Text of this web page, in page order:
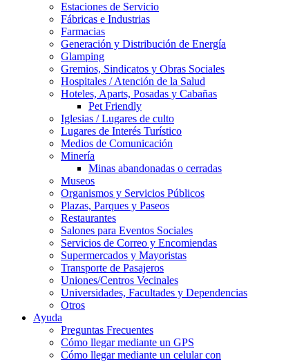
Estaciones de Servicio
Fábricas e Industrias
Farmacias
Generación y Distribución de Energía
Glamping
Gremios, Sindicatos y Obras Sociales
Hospitales / Atención de la Salud
Hoteles, Aparts, Posadas y Cabañas
Pet Friendly
Iglesias / Lugares de culto
Lugares de Interés Turístico
Medios de Comunicación
Minería
Minas abandonadas o cerradas
Museos
Organismos y Servicios Públicos
Plazas, Parques y Paseos
Restaurantes
Salones para Eventos Sociales
Servicios de Correo y Encomiendas
Supermercados y Mayoristas
Transporte de Pasajeros
Uniones/Centros Vecinales
Universidades, Facultades y Dependencias
Otros
Ayuda
Preguntas Frecuentes
Cómo llegar mediante un GPS
Cómo llegar mediante un celular con